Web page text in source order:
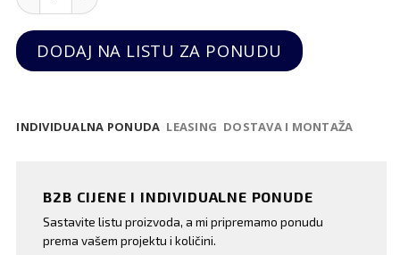
DODAJ NA LISTU ZA PONUDU
INDIVIDUALNA PONUDA LEASING DOSTAVA I MONTAŽA
B2B CIJENE I INDIVIDUALNE PONUDE
Sastavite listu proizvoda, a mi pripremamo ponudu
prema vašem projektu i količini.